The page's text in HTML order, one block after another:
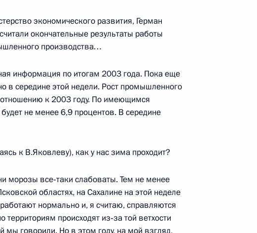
на совместной пресс-
Леонидом Кучмой
наград
грамот
экономического развития, Герман
окончательные результаты работы
производства…
информация по итогам 2003 года. Пока еще
в середине этой недели. Рост промышленного
отношению к 2003 году. По имеющимся
не менее 6,9 процентов. В середине
к В.Яковлеву), как у нас зима проходит?
морозы все‑таки слабоваты. Тем не менее
областях, на Сахалине на этой неделе
нормально и, я считаю, справляются
происходят из‑за той ветхости